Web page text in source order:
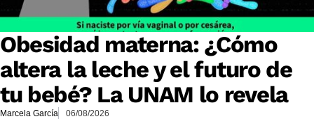
Obesidad materna: ¿Cómo
altera la leche y el futuro de
tu bebé? La UNAM lo revela
Marcela García 06/08/2026